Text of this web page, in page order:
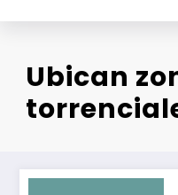
Ubican